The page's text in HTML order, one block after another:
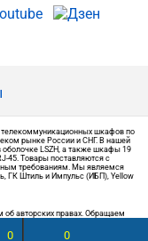
0 0
шкафов по
рынке России и СНГ. В нашей
оболочке LSZH, а также шкафы 19
45. Товары поставляются с
требованиям. Мы являемся
ГК Штиль и Импульс (ИБП), Yellow
авторских правах. Обращаем
Статьи 437 (2) ГК РФ.